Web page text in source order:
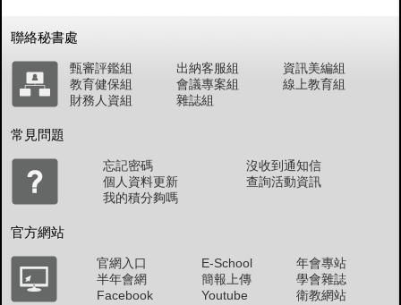
聯絡秘書處
甄審評鑑組
教育健保組
財務人資組
出納客服組
會議專案組
雜誌組
資訊美編組
線上教育組
常見問題
忘記密碼
個人資料更新
我的積分夠嗎
沒收到通知信
查詢活動資訊
官方網站
官網入口
半年會網
Facebook
E-School
簡報上傳
Youtube
年會專站
學會雜誌
衛教網站